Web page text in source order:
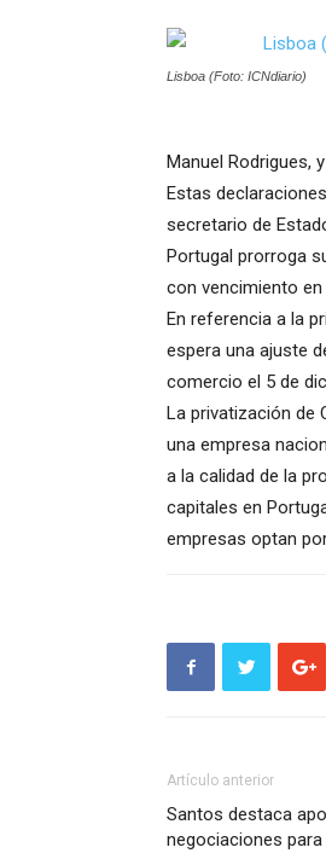
Lisboa (Foto: ICNdiario)
Manuel Rodrigues,
Estas
secretario de
Portugal prorroga
con vencimiento
En referencia a la
espera una ajuste
comercio el 5 de
La privatización de
una empresa
a la calidad de la
capitales en
empresas optan
Artículo anterior
Santos destaca
negociaciones